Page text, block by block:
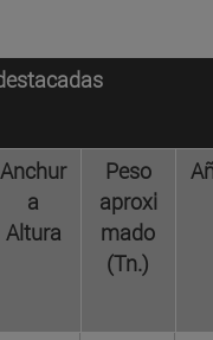
Anchur
a
Altura
Peso
aproxi
mado
(Tn.)